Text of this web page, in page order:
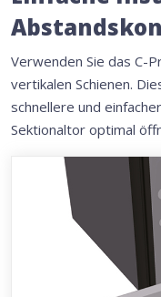
Verwenden Sie das C-
vertikalen Schienen.
schnellere und
Sektionaltor optimal